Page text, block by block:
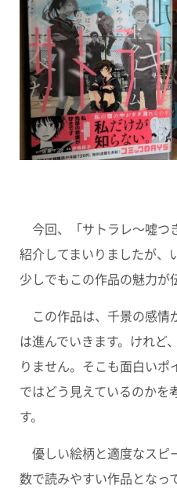
今回、「サトラレ～噓つ
紹介してまいりましたが、
少しでもこの作品の魅力が
この作品は、千景の感情
は進んでいきます。けれど
りません。そこも面白い
ではどう見えているのかを
す。
優しい絵柄と適度なスピ
数で読みやすい作品となっ